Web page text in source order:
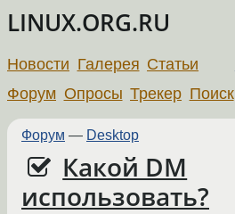
LINUX.ORG.RU
Новости Галерея Статьи
Форум Опросы Трекер Поиск
Форум — Desktop
Какой DM
использовать?